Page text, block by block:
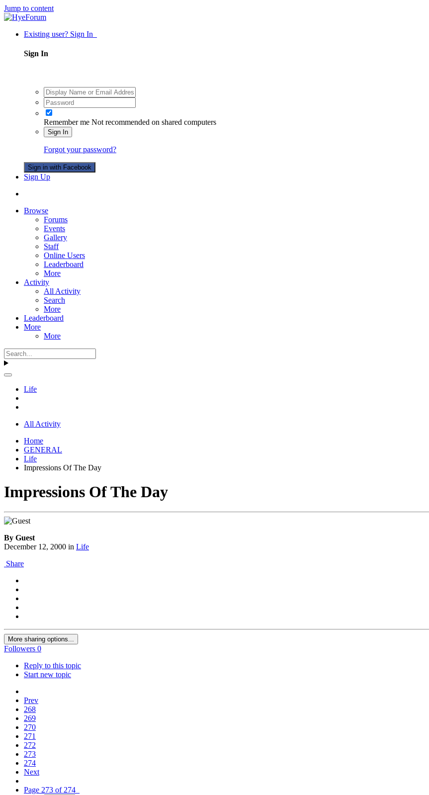
Jump to content
Existing user? Sign In
Sign In
Remember me Not recommended on shared computers
Sign In
Forgot your password?
Sign in with Facebook
Sign Up
Browse
Forums
Events
Gallery
Staff
Online Users
Leaderboard
More
Activity
All Activity
Search
More
Leaderboard
More
More
Life
All Activity
Home
GENERAL
Life
Impressions Of The Day
Impressions Of The Day
By Guest
December 12, 2000 in Life
Share
More sharing options...
Followers 0
Reply to this topic
Start new topic
Prev
268
269
270
271
272
273
274
Next
Page 273 of 274